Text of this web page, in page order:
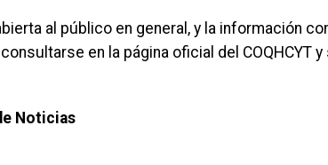
al público en general, y la información
en la página oficial del COQHCYT
Noticias